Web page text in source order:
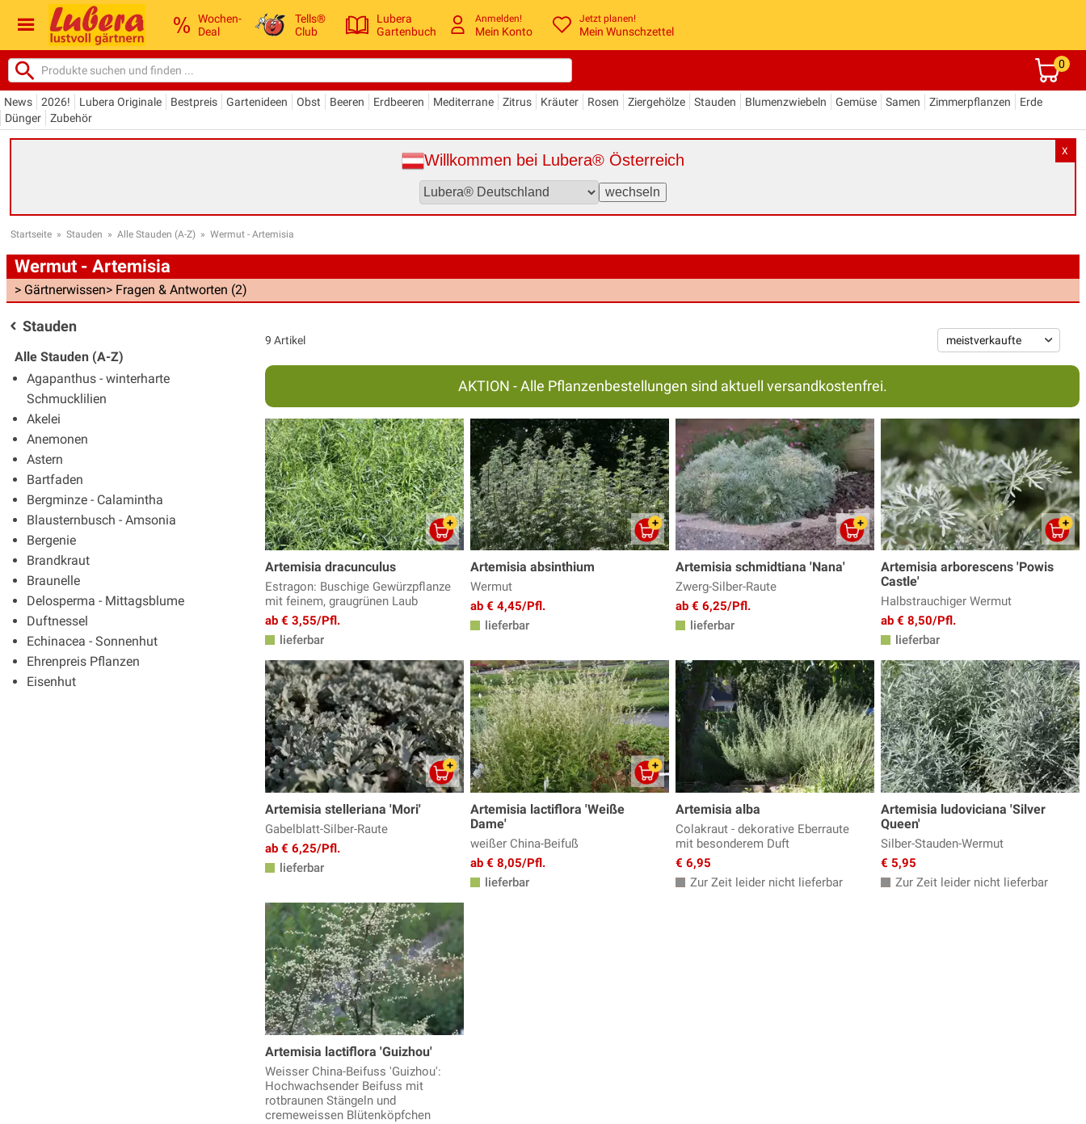
Wochen-
Deal
Tells®
Club
Lubera
Gartenbuch
Anmelden!
Mein Konto
Jetzt planen!
Mein Wunschzettel
0
News 2026! Lubera Originale Bestpreis Gartenideen Obst Beeren Erdbeeren Mediterrane Zitrus Kräuter Rosen Ziergehölze Stauden Blumenzwiebeln Gemüse Samen Zimmerpflanzen
Erde
Dünger
Zubehör
X
Willkommen bei Lubera® Österreich
Startseite » Stauden » Alle Stauden (A-Z) » Wermut - Artemisia
Wermut - Artemisia
> Gärtnerwissen> Fragen & Antworten (2)
Stauden
Alle Stauden (A-Z)
Agapanthus - winterharte
Schmucklilien
Akelei
Anemonen
Astern
Bartfaden
Bergminze - Calamintha
Blausternbusch - Amsonia
Bergenie
Brandkraut
Braunelle
Delosperma - Mittagsblume
Duftnessel
Echinacea - Sonnenhut
Ehrenpreis Pflanzen
Eisenhut
9 Artikel
AKTION - Alle Pflanzenbestellungen sind aktuell versandkostenfrei.
Artemisia dracunculus
Estragon: Buschige Gewürzpflanze
mit feinem, graugrünen Laub
ab € 3,55/Pfl.
lieferbar
Artemisia absinthium
Wermut
ab € 4,45/Pfl.
lieferbar
Artemisia schmidtiana 'Nana'
Zwerg-Silber-Raute
ab € 6,25/Pfl.
lieferbar
Artemisia arborescens 'Powis
Castle'
Halbstrauchiger Wermut
ab € 8,50/Pfl.
lieferbar
Artemisia stelleriana 'Mori'
Gabelblatt-Silber-Raute
ab € 6,25/Pfl.
lieferbar
Artemisia lactiflora 'Weiße
Dame'
weißer China-Beifuß
ab € 8,05/Pfl.
lieferbar
Artemisia alba
Colakraut - dekorative Eberraute
mit besonderem Duft
€ 6,95
Zur Zeit leider nicht lieferbar
Artemisia ludoviciana 'Silver
Queen'
Silber-Stauden-Wermut
€ 5,95
Zur Zeit leider nicht lieferbar
Artemisia lactiflora 'Guizhou'
Weisser China-Beifuss 'Guizhou':
Hochwachsender Beifuss mit
rotbraunen Stängeln und
cremeweissen Blütenköpfchen